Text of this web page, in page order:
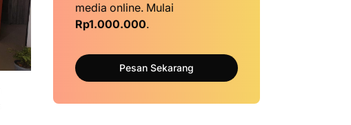
media online. Mulai
Rp1.000.000.
Pesan Sekarang